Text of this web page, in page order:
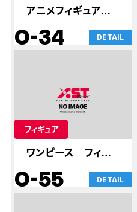
アニメフィギュア屋さ
ん
O-34 DETAIL
フィギュア
ワンピース フィギュ
ア
O-55 DETAIL